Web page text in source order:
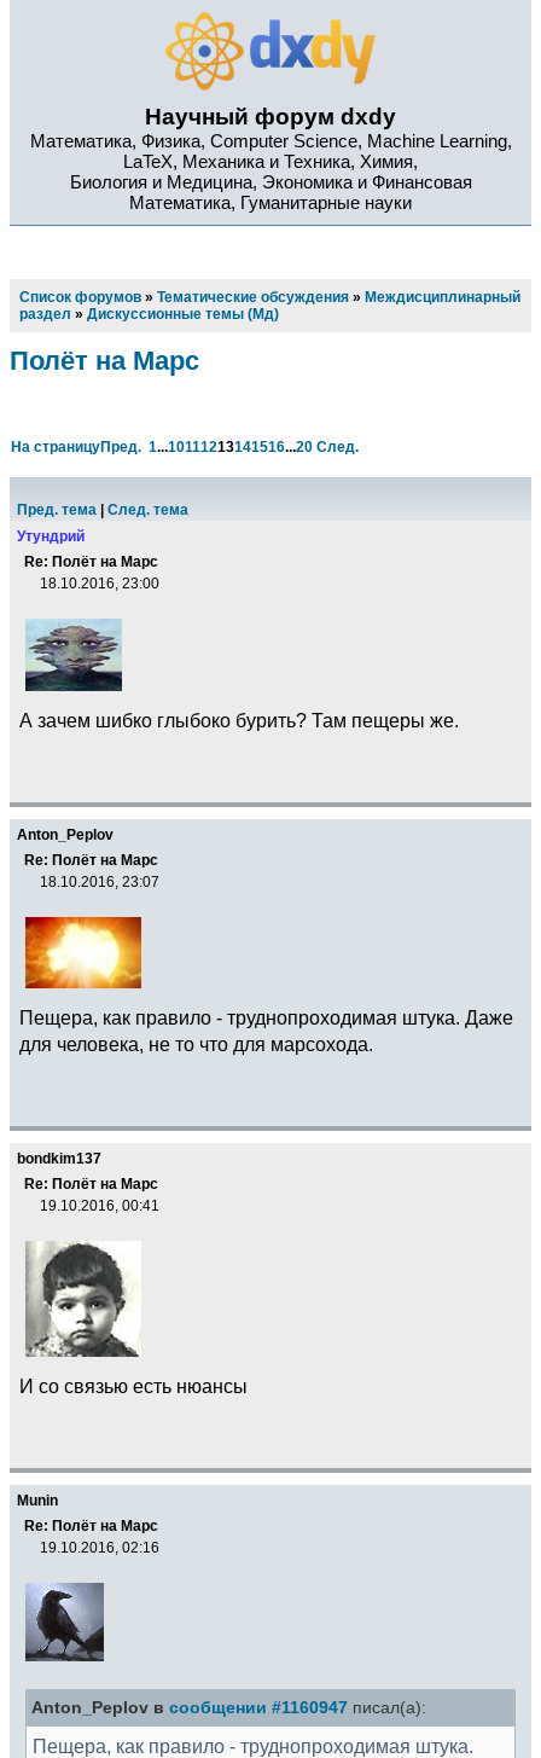
Научный форум dxdy
Математика, Физика, Computer Science, Machine Learning,
LaTeX, Механика и Техника, Химия,
Биология и Медицина, Экономика и Финансовая
Математика, Гуманитарные науки
Список форумов » Тематические обсуждения » Междисциплинарный
раздел » Дискуссионные темы (Мд)
Полёт на Марс
На страницуПред. 1...10111213141516...20 След.
Пред. тема
След. тема
Утундрий
Re: Полёт на Марс
18.10.2016, 23:00
А зачем шибко глыбоко бурить? Там пещеры же.
Anton_Peplov
Re: Полёт на Марс
18.10.2016, 23:07
Пещера, как правило - труднопроходимая штука. Даже
для человека, не то что для марсохода.
bondkim137
Re: Полёт на Марс
19.10.2016, 00:41
И со связью есть нюансы
Munin
Re: Полёт на Марс
19.10.2016, 02:16
Anton_Peplov в сообщении #1160947 писал(а):
Пещера, как правило - труднопроходимая штука.